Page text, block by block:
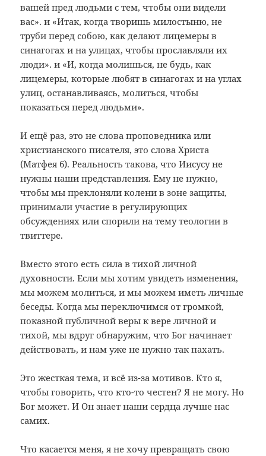
вашей пред людьми с тем, чтобы они видели
вас». и «Итак, когда творишь милостыню, не
труби перед собою, как делают лицемеры в
синагогах и на улицах, чтобы прославляли их
люди». и «И, когда молишься, не будь, как
лицемеры, которые любят в синагогах и на углах
улиц, останавливаясь, молиться, чтобы
показаться перед людьми».
И ещё раз, это не слова проповедника или
христианского писателя, это слова Христа
(Матфея 6). Реальность такова, что Иисусу не
нужны наши представления. Ему не нужно,
чтобы мы преклоняли колени в зоне защиты,
принимали участие в регулирующих
обсуждениях или спорили на тему теологии в
твиттере.
Вместо этого есть сила в тихой личной
духовности. Если мы хотим увидеть изменения,
мы можем молиться, и мы можем иметь личные
беседы. Когда мы переключимся от громкой,
показной публичной веры к вере личной и
тихой, мы вдруг обнаружим, что Бог начинает
действовать, и нам уже не нужно так пахать.
Это жесткая тема, и всё из-за мотивов. Кто я,
чтобы говорить, что кто-то честен? Я не могу. Но
Бог может. И Он знает наши сердца лучше нас
самих.
Что касается меня, я не хочу превращать свою